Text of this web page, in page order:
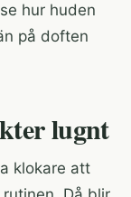
hur huden
på doften
lugnt
klokare att